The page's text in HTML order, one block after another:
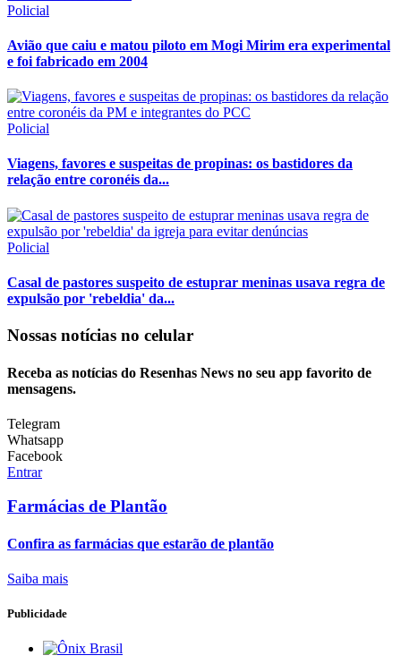
Policial
Avião que caiu e matou piloto em Mogi Mirim era experimental
e foi fabricado em 2004
Policial
Viagens, favores e suspeitas de propinas: os bastidores da
relação entre coronéis da...
Policial
Casal de pastores suspeito de estuprar meninas usava regra de
expulsão por 'rebeldia' da...
Nossas notícias no celular
Receba as notícias do Resenhas News no seu app favorito de
mensagens.
Telegram
Whatsapp
Facebook
Entrar
Farmácias de Plantão
Confira as farmácias que estarão de plantão
Saiba mais
Publicidade